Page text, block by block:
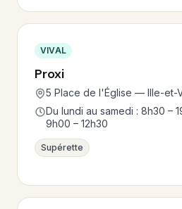
VIVAL
Proxi
5 Place de l'Église — Ille-et-
Du lundi au samedi : 8h30 –
9h00 – 12h30
Supérette